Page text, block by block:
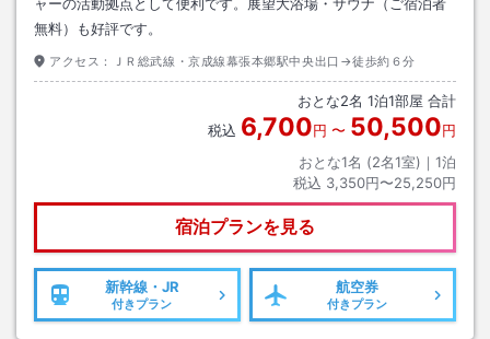
無料）も好評です。
アクセス： ＪＲ総武線・京成線幕張本郷駅中央出口→徒歩約６分
おとな2名 1泊1部屋 合計
税込 6,700円 〜 50,500円
おとな1名 (2名1室)｜ 1泊
税込 3,350円〜25,250円
宿泊プランを見る
新幹線・JR
付きプラン
航空券
付きプラン